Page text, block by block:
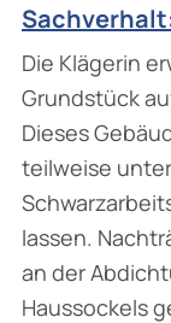
Die Klägerin
Grundstück
Dieses
teilweise
lassen.
an der
Haussockels